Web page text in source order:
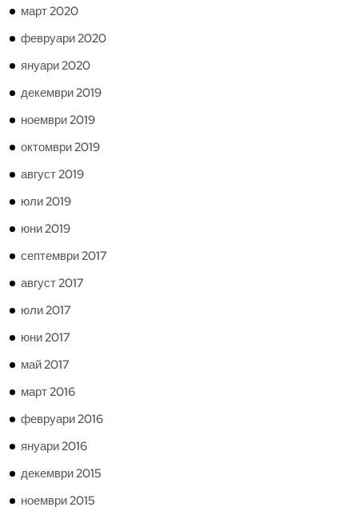
март 2020
февруари 2020
януари 2020
декември 2019
ноември 2019
октомври 2019
август 2019
юли 2019
юни 2019
септември 2017
август 2017
юли 2017
юни 2017
май 2017
март 2016
февруари 2016
януари 2016
декември 2015
ноември 2015